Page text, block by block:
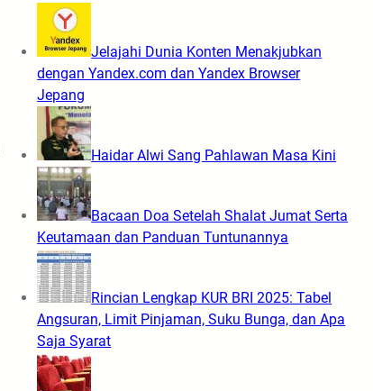
Jelajahi Dunia Konten Menakjubkan
dengan Yandex.com dan Yandex Browser
Jepang
Haidar Alwi Sang Pahlawan Masa Kini
Bacaan Doa Setelah Shalat Jumat Serta
Keutamaan dan Panduan Tuntunannya
Rincian Lengkap KUR BRI 2025: Tabel
Angsuran, Limit Pinjaman, Suku Bunga, dan Apa
Saja Syarat